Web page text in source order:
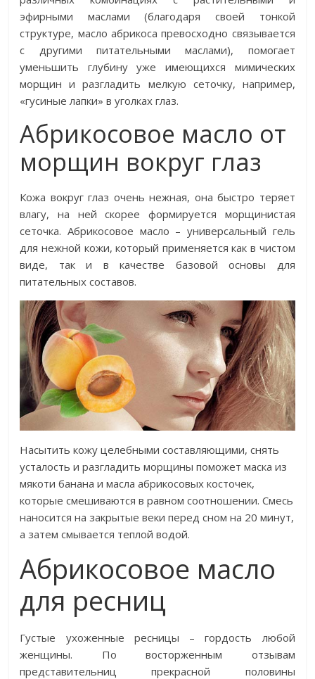
эфирными маслами (благодаря своей тонкой
структуре, масло абрикоса превосходно связывается
с другими питательными маслами), помогает
уменьшить глубину уже имеющихся мимических
морщин и разгладить мелкую сеточку, например,
«гусиные лапки» в уголках глаз.
Абрикосовое масло от
морщин вокруг глаз
Кожа вокруг глаз очень нежная, она быстро теряет
влагу, на ней скорее формируется морщинистая
сеточка. Абрикосовое масло – универсальный гель
для нежной кожи, который применяется как в чистом
виде, так и в качестве базовой основы для
питательных составов.
Насытить кожу целебными составляющими, снять
усталость и разгладить морщины поможет маска из
мякоти банана и масла абрикосовых косточек,
которые смешиваются в равном соотношении. Смесь
наносится на закрытые веки перед сном на 20 минут,
а затем смывается теплой водой.
Абрикосовое масло
для ресниц
Густые ухоженные ресницы – гордость любой
женщины. По восторженным отзывам
представительниц прекрасной половины